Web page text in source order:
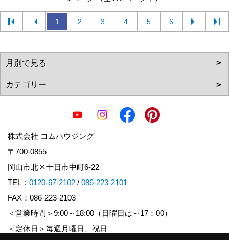
1 2 3 4 5 6
株式会社 コムハウジング
〒700-0855
岡山市北区十日市中町6-22
TEL： 0120-67-2102 / 086-223-2101
FAX：086-223-2103
＜営業時間＞9:00～18:00（日曜日は～17：00）
＜定休日＞毎週月曜日、祝日